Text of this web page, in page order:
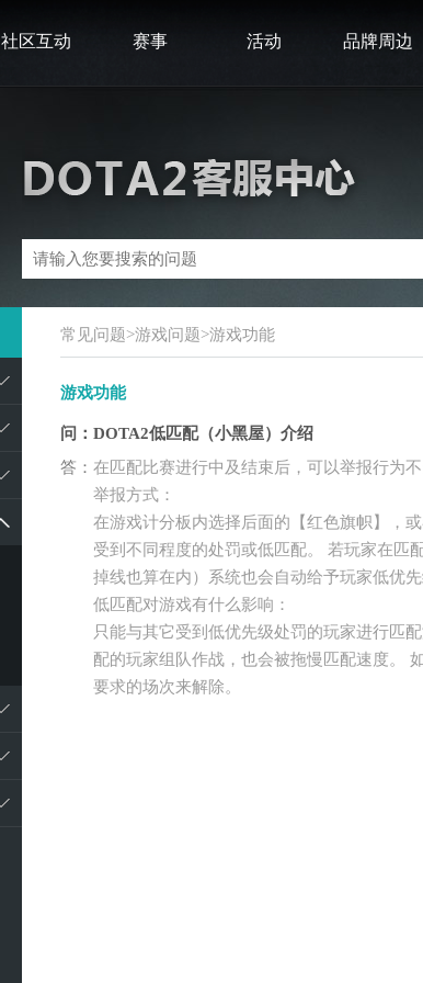
社区互动 赛事 活动 品牌周边
常见问题>游戏问题>游戏功能
游戏功能
问： DOTA2低匹配（小黑屋）介绍
答： 在匹配比赛进行中及结束后，可以举报行为不
举报方式：
在游戏计分板内选择后面的【红色旗帜】，
受到不同程度的处罚或低匹配。 若玩家在匹
掉线也算在内）系统也会自动给予玩家低优先
低匹配对游戏有什么影响：
只能与其它受到低优先级处罚的玩家进行匹
配的玩家组队作战，也会被拖慢匹配速度。
要求的场次来解除。